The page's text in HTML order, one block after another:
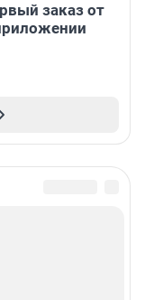
заказ от